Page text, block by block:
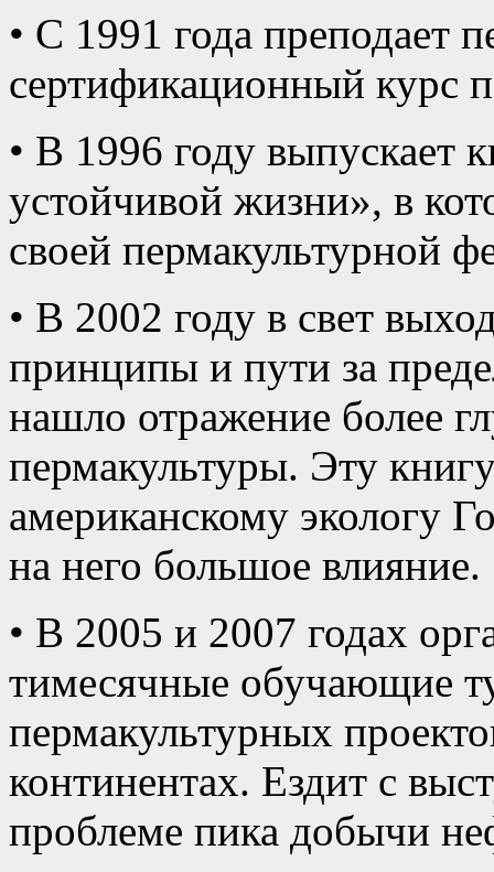
• С 1991 года преподает
сертификационный курс
• В 1996 году выпускает
устойчивой жизни», в
своей пермакультурной
• В 2002 году в свет
принципы и пути за
нашло отражение более
пермакультуры. Эту
американскому экологу
на него большое влияние.
• В 2005 и 2007 годах
тимесячные обучающие
пермакультурных
континентах. Ездит с
проблеме пика добычи